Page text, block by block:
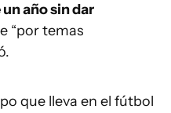
un año sin dar
“por temas
que lleva en el fútbol